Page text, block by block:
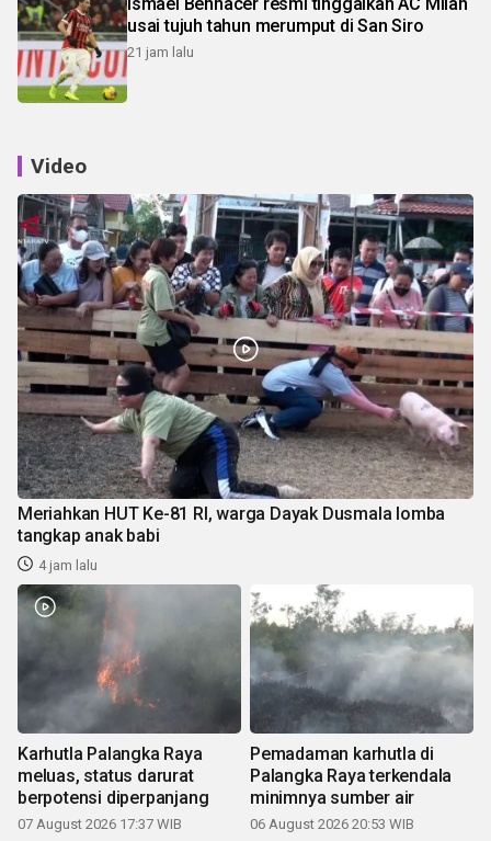
Ismael Bennacer resmi tinggalkan AC Milan
usai tujuh tahun merumput di San Siro
21 jam lalu
Video
Meriahkan HUT Ke-81 RI, warga Dayak Dusmala lomba
tangkap anak babi
4 jam lalu
Karhutla Palangka Raya
meluas, status darurat
berpotensi diperpanjang
07 August 2026 17:37 WIB
Pemadaman karhutla di
Palangka Raya terkendala
minimnya sumber air
06 August 2026 20:53 WIB